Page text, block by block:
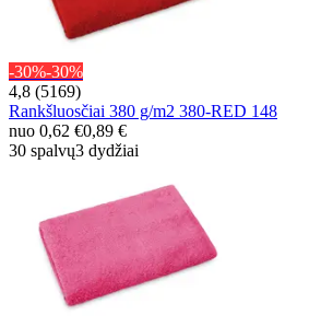
-30%-30%
4,8 (5169)
Rankšluosčiai 380 g/m2 380-RED 148
nuo 0,62 €0,89 €
30 spalvų3 dydžiai